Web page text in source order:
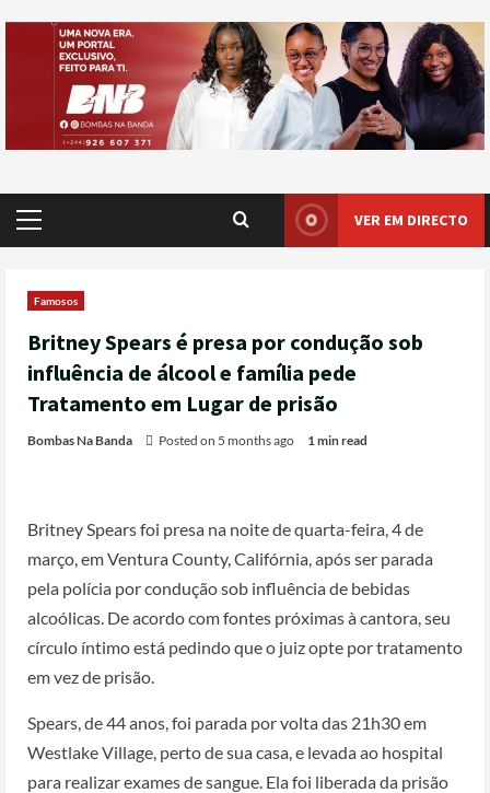
VER EM DIRECTO
Famosos
Britney Spears é presa por condução sob
influência de álcool e família pede
Tratamento em Lugar de prisão
Bombas Na Banda Posted on 5 months ago 1 min read
Britney Spears foi presa na noite de quarta-feira, 4 de
março, em Ventura County, Califórnia, após ser parada
pela polícia por condução sob influência de bebidas
alcoólicas. De acordo com fontes próximas à cantora, seu
círculo íntimo está pedindo que o juiz opte por tratamento
em vez de prisão.
Spears, de 44 anos, foi parada por volta das 21h30 em
Westlake Village, perto de sua casa, e levada ao hospital
para realizar exames de sangue. Ela foi liberada da prisão